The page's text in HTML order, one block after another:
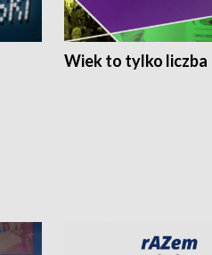
Wiek to tylko liczba